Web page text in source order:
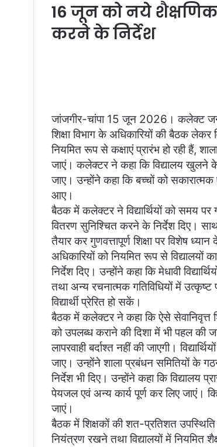
16 जून को नये शैक्षणिक
करने के निर्देश
जांजगीर-चांपा 15 जून 2026। कलेक्ट
शिक्षा विभाग के अधिकारियों की बैठक
नियमित रूप से कक्षाएं प्रारंभ हो रही हैं,
जाएं। कलेक्टर ने कहा कि विद्यालय खुलने के
जाए। उन्होंने कहा कि बच्चों को
आए।
बैठक में कलेक्टर ने विद्यार्थियों को समय
वितरण सुनिश्चित करने के निर्देश दिए।
तैयार कर गुणवत्तापूर्ण शिक्षा पर विशेष
अधिकारियों को नियमित रूप से विद्यालयों
निर्देश दिए। उन्होंने कहा कि मेधावी
तथा अन्य रचनात्मक गतिविधियों में
विद्यार्थी प्रेरित हो सकें।
बैठक में कलेक्टर ने कहा कि ऐसे सेवानिवृत्त
को उपलब्ध कराने की दिशा में भी पहल की
लापरवाही बर्दाश्त नहीं की जाएगी।
जाए। उन्होंने शाला प्रबंधन समितियों के
निर्देश भी दिए। उन्होंने कहा कि विद्यालय
पेयजल एवं अन्य कार्य पूर्ण कर लिए जाएं।
जाएं।
बैठक में शिक्षकों की शत-प्रतिशत
नियंत्रण रखने तथा विद्यालयों में नियमित